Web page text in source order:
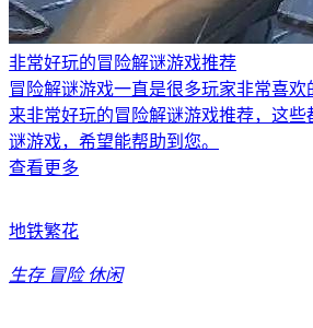
非常好玩的冒险解谜游戏推荐
冒险解谜游戏一直是很多玩家非常喜
来非常好玩的冒险解谜游戏推荐，这
谜游戏，希望能帮助到您。
查看更多
地铁繁花
生存 冒险 休闲